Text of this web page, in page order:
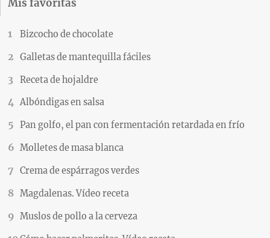
Mis favoritas
Bizcocho de chocolate
Galletas de mantequilla fáciles
Receta de hojaldre
Albóndigas en salsa
Pan golfo, el pan con fermentación retardada en frío
Molletes de masa blanca
Crema de espárragos verdes
Magdalenas. Vídeo receta
Muslos de pollo a la cerveza